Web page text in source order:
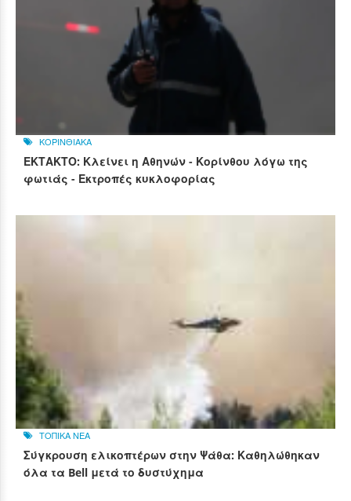
ΚΟΡΙΝΘΙΑΚΑ
ΕΚΤΑΚΤΟ: Κλείνει η Αθηνών - Κορίνθου λόγω της
φωτιάς - Εκτροπές κυκλοφορίας
ΤΟΠΙΚΑ ΝΕΑ
Σύγκρουση ελικοπτέρων στην Ψάθα: Καθηλώθηκαν
όλα τα Bell μετά το δυστύχημα